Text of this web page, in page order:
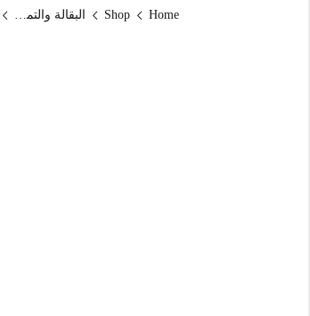
Home
Shop البقالة والتموين